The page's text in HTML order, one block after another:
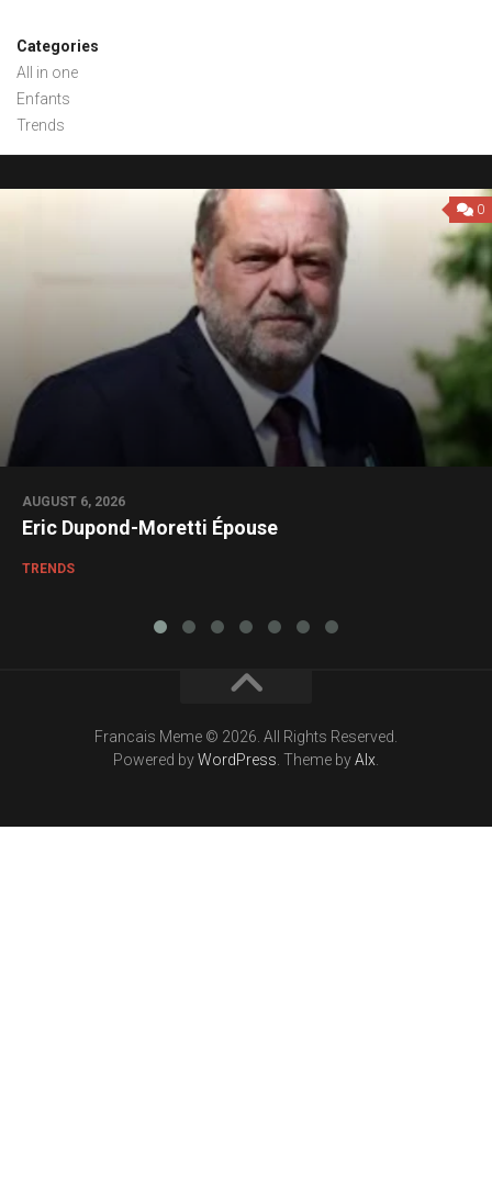
Categories
All in one
Enfants
Trends
0
AUGUST 6, 2026
Eric Dupond-Moretti Épouse
TRENDS
Francais Meme © 2026. All Rights Reserved.
Powered byWordPress . Theme byAlx